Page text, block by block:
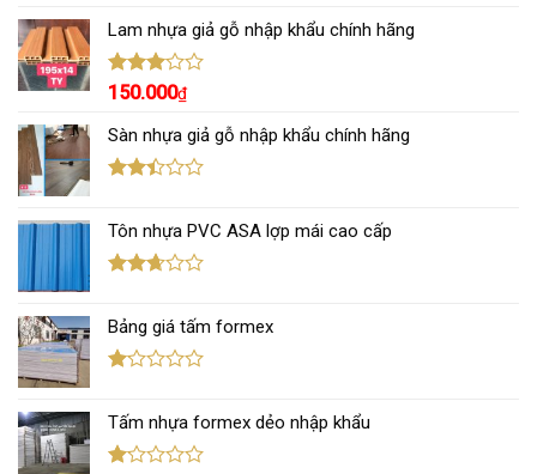
hạng
3.00 5
sao
Lam nhựa giả gỗ nhập khẩu chính hãng
Được
hạng
3.00 5
sao
150.000₫
Sàn nhựa giả gỗ nhập khẩu chính hãng
hạng
2.43
5 sao
Tôn nhựa PVC ASA lợp mái cao cấp
hạng
2.67
5 sao
Bảng giá tấm formex
hạng
1.12
5
Tấm nhựa formex dẻo nhập khẩu